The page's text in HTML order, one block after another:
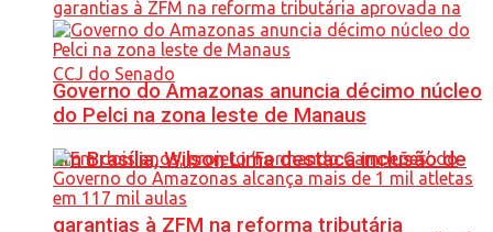
Em Brasília, Wilson Lima destaca inclusão de
garantias à ZFM na reforma tributária
Governo do Amazonas anuncia décimo núcleo
do Pelci na zona leste de Manaus